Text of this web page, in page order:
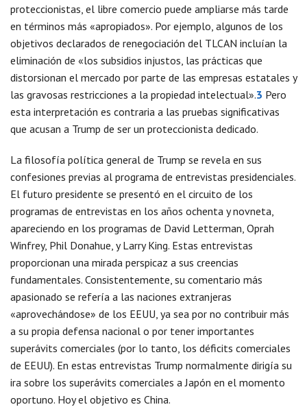
proteccionistas, el libre comercio puede ampliarse más tarde
en términos más «apropiados». Por ejemplo, algunos de los
objetivos declarados de renegociación del TLCAN incluían la
eliminación de «los subsidios injustos, las prácticas que
distorsionan el mercado por parte de las empresas estatales y
las gravosas restricciones a la propiedad intelectual».3 Pero
esta interpretación es contraria a las pruebas significativas
que acusan a Trump de ser un proteccionista dedicado.
La filosofía política general de Trump se revela en sus
confesiones previas al programa de entrevistas presidenciales.
El futuro presidente se presentó en el circuito de los
programas de entrevistas en los años ochenta y novneta,
apareciendo en los programas de David Letterman, Oprah
Winfrey, Phil Donahue, y Larry King. Estas entrevistas
proporcionan una mirada perspicaz a sus creencias
fundamentales. Consistentemente, su comentario más
apasionado se refería a las naciones extranjeras
«aprovechándose» de los EEUU, ya sea por no contribuir más
a su propia defensa nacional o por tener importantes
superávits comerciales (por lo tanto, los déficits comerciales
de EEUU). En estas entrevistas Trump normalmente dirigía su
ira sobre los superávits comerciales a Japón en el momento
oportuno. Hoy el objetivo es China.